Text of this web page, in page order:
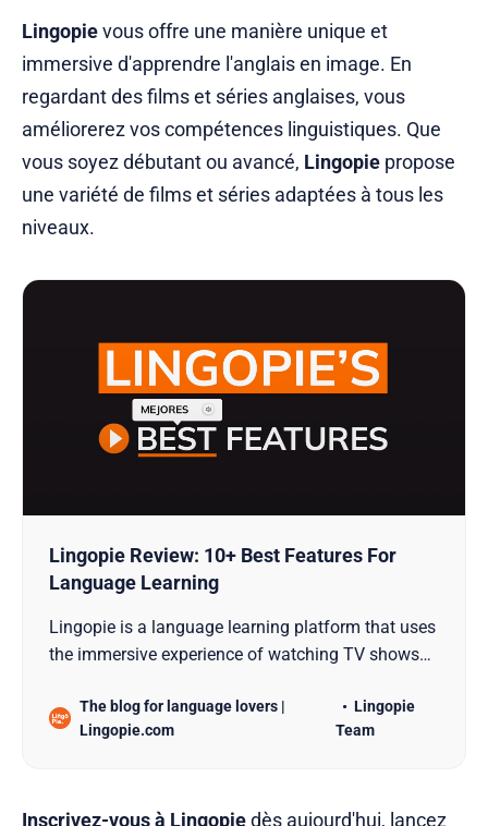
Lingopievous offre une manière unique et
immersive d'apprendre l'anglais en image. En
regardant des films et séries anglaises, vous
améliorerez vos compétences linguistiques. Que
vous soyez débutant ou avancé, Lingopie propose
une variété de films et séries adaptées à tous les
niveaux.
Lingopie Review: 10+ Best Features For
Language Learning
Lingopie is a language learning platform that uses
the immersive experience of watching TV shows
languages.
The blog for language lovers |
Lingopie.com
Lingopie
Team
Inscrivez-vous à Lingopiedès aujourd'hui, lancez